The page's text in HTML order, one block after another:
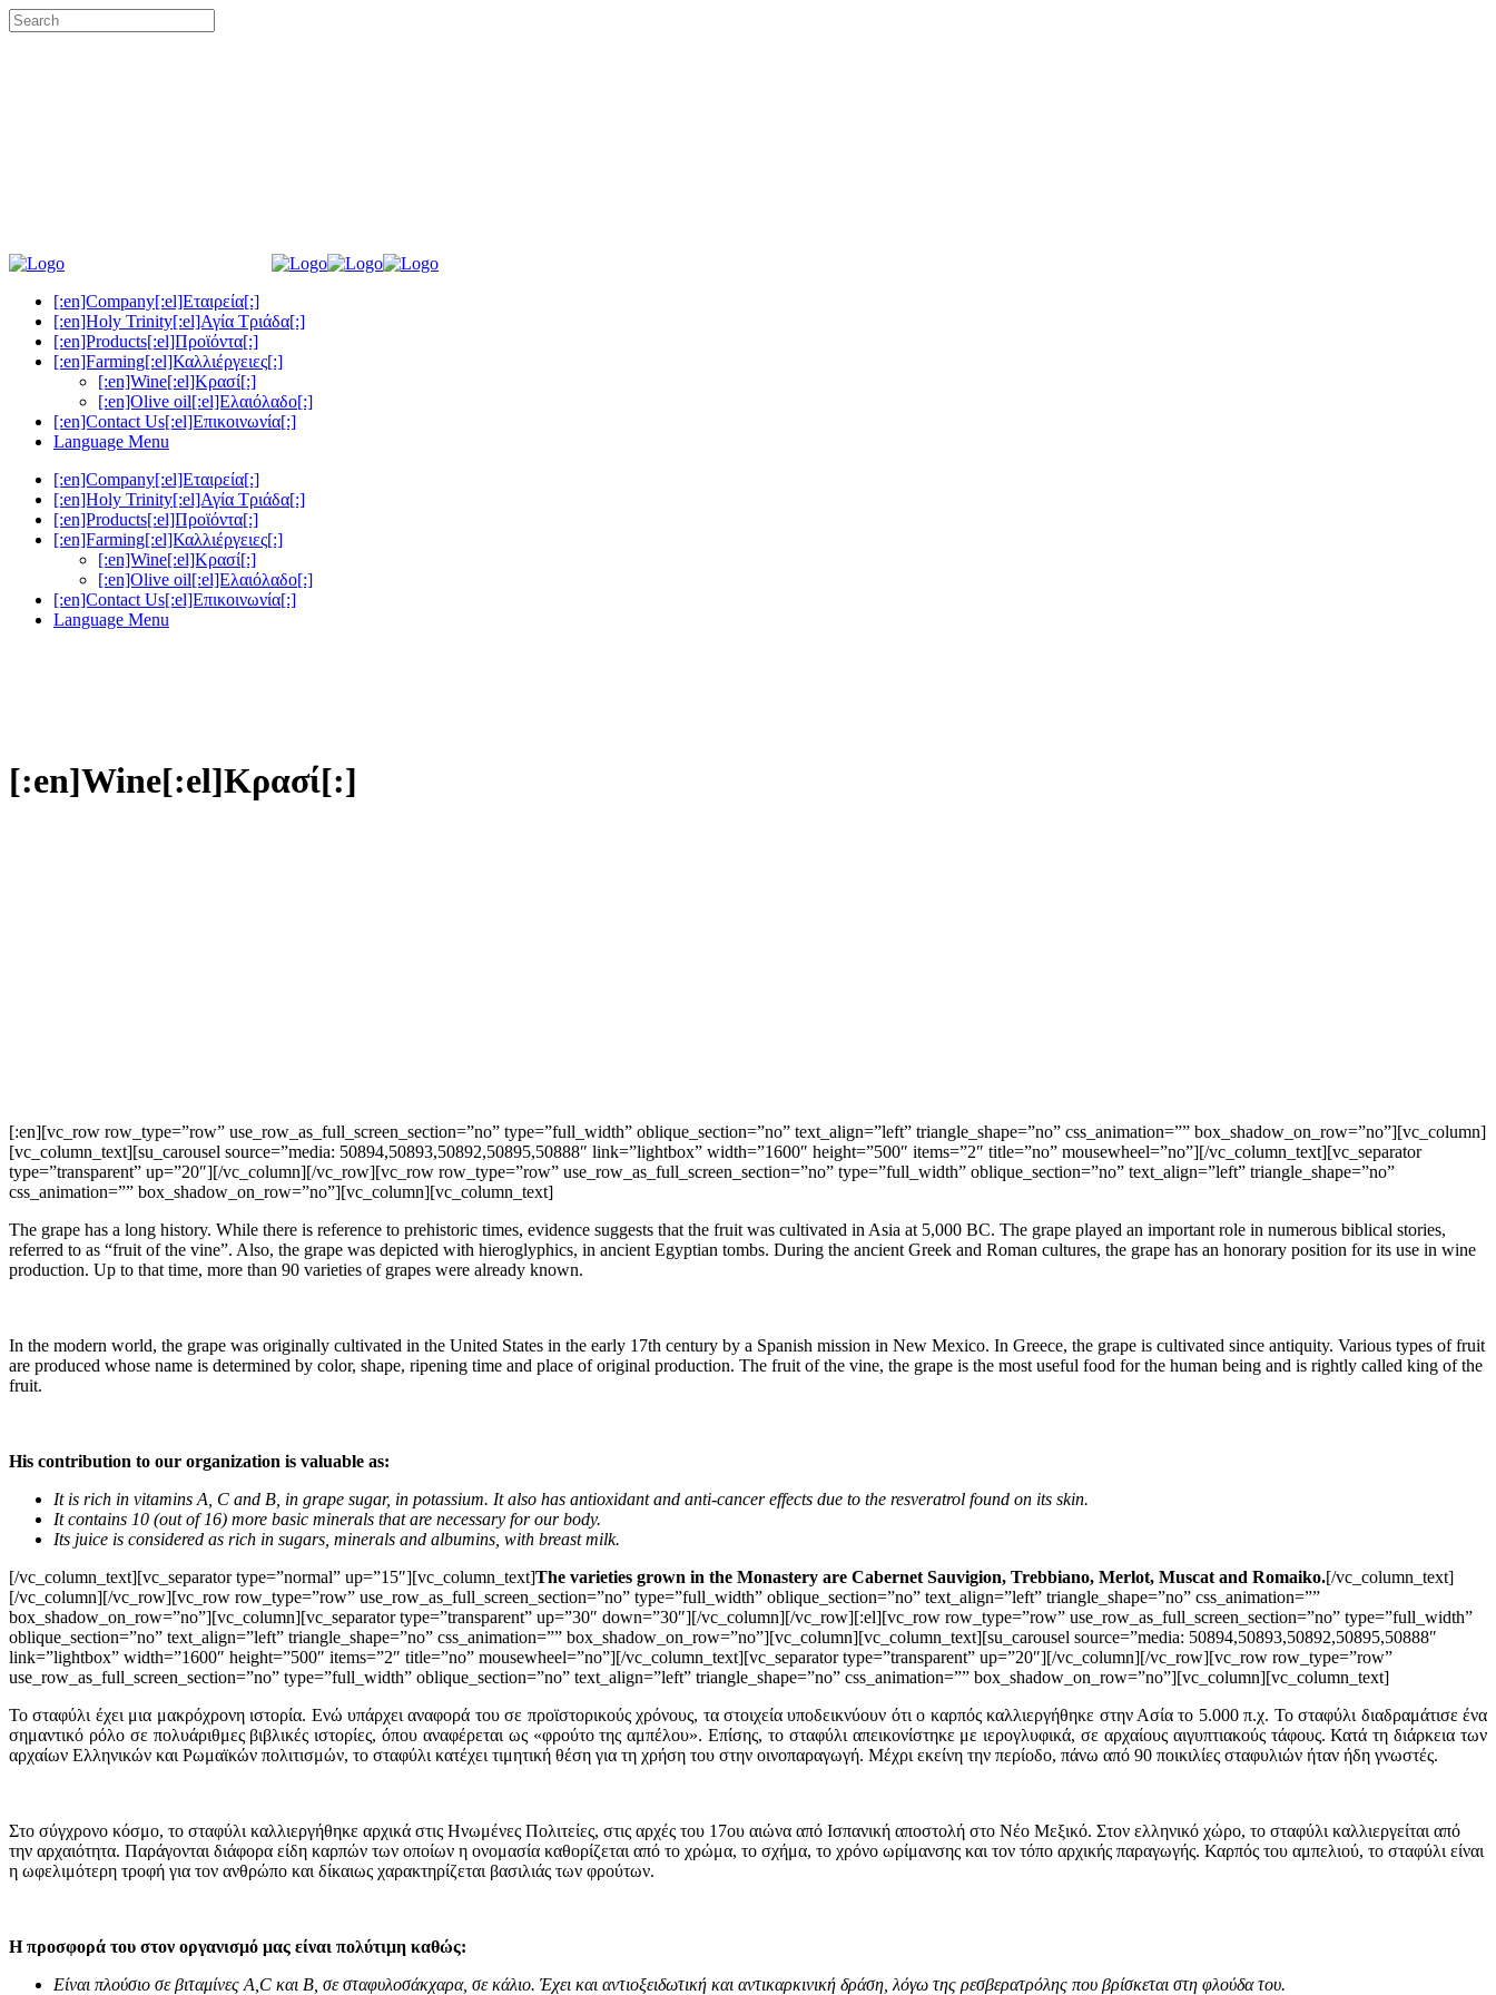
[:en]Company[:el]Εταιρεία[:]
[:en]Holy Trinity[:el]Αγία Τριάδα[:]
[:en]Products[:el]Προϊόντα[:]
[:en]Farming[:el]Καλλιέργειες[:]
[:en]Wine[:el]Κρασί[:]
[:en]Olive oil[:el]Ελαιόλαδο[:]
[:en]Contact Us[:el]Επικοινωνία[:]
Language Menu
[:en]Company[:el]Εταιρεία[:]
[:en]Holy Trinity[:el]Αγία Τριάδα[:]
[:en]Products[:el]Προϊόντα[:]
[:en]Farming[:el]Καλλιέργειες[:]
[:en]Wine[:el]Κρασί[:]
[:en]Olive oil[:el]Ελαιόλαδο[:]
[:en]Contact Us[:el]Επικοινωνία[:]
Language Menu
[:en]Wine[:el]Κρασί[:]
[:en][vc_row row_type=”row” use_row_as_full_screen_section=”no” type=”full_width” oblique_section=”no” text_align=”left” triangle_shape=”no” css_animation=”” box_shadow_on_row=”no”][vc_column]
[vc_column_text][su_carousel source=”media: 50894,50893,50892,50895,50888″ link=”lightbox” width=”1600″ height=”500″ items=”2″ title=”no” mousewheel=”no”][/vc_column_text][vc_separator
type=”transparent” up=”20″][/vc_column][/vc_row][vc_row row_type=”row” use_row_as_full_screen_section=”no” type=”full_width” oblique_section=”no” text_align=”left” triangle_shape=”no”
css_animation=”” box_shadow_on_row=”no”][vc_column][vc_column_text]
The grape has a long history. While there is reference to prehistoric times, evidence suggests that the fruit was cultivated in Asia at 5,000 BC. The grape played an important role in numerous biblical stories,
referred to as “fruit of the vine”. Also, the grape was depicted with hieroglyphics, in ancient Egyptian tombs. During the ancient Greek and Roman cultures, the grape has an honorary position for its use in wine
production. Up to that time, more than 90 varieties of grapes were already known.
In the modern world, the grape was originally cultivated in the United States in the early 17th century by a Spanish mission in New Mexico. In Greece, the grape is cultivated since antiquity. Various types of fruit
are produced whose name is determined by color, shape, ripening time and place of original production. The fruit of the vine, the grape is the most useful food for the human being and is rightly called king of the
fruit.
His contribution to our organization is valuable as:
It is rich in vitamins A, C and B, in grape sugar, in potassium. It also has antioxidant and anti-cancer effects due to the resveratrol found on its skin.
It contains 10 (out of 16) more basic minerals that are necessary for our body.
Its juice is considered as rich in sugars, minerals and albumins, with breast milk.
[/vc_column_text][vc_separator type=”normal” up=”15″][vc_column_text]The varieties grown in the Monastery are Cabernet Sauvigion, Trebbiano, Merlot, Muscat and Romaiko.[/vc_column_text]
[/vc_column][/vc_row][vc_row row_type=”row” use_row_as_full_screen_section=”no” type=”full_width” oblique_section=”no” text_align=”left” triangle_shape=”no” css_animation=””
box_shadow_on_row=”no”][vc_column][vc_separator type=”transparent” up=”30″ down=”30″][/vc_column][/vc_row][:el][vc_row row_type=”row” use_row_as_full_screen_section=”no” type=”full_width”
oblique_section=”no” text_align=”left” triangle_shape=”no” css_animation=”” box_shadow_on_row=”no”][vc_column][vc_column_text][su_carousel source=”media: 50894,50893,50892,50895,50888″
link=”lightbox” width=”1600″ height=”500″ items=”2″ title=”no” mousewheel=”no”][/vc_column_text][vc_separator type=”transparent” up=”20″][/vc_column][/vc_row][vc_row row_type=”row”
use_row_as_full_screen_section=”no” type=”full_width” oblique_section=”no” text_align=”left” triangle_shape=”no” css_animation=”” box_shadow_on_row=”no”][vc_column][vc_column_text]
Το σταφύλι έχει μια μακρόχρονη ιστορία. Ενώ υπάρχει αναφορά του σε προϊστορικούς χρόνους, τα στοιχεία υποδεικνύουν ότι ο καρπός καλλιεργήθηκε στην Ασία το 5.000 π.χ. Το σταφύλι διαδραμάτισε ένα
σημαντικό ρόλο σε πολυάριθμες βιβλικές ιστορίες, όπου αναφέρεται ως «φρούτο της αμπέλου». Επίσης, το σταφύλι απεικονίστηκε με ιερογλυφικά, σε αρχαίους αιγυπτιακούς τάφους. Κατά τη διάρκεια των
αρχαίων Ελληνικών και Ρωμαϊκών πολιτισμών, το σταφύλι κατέχει τιμητική θέση για τη χρήση του στην οινοπαραγωγή. Μέχρι εκείνη την περίοδο, πάνω από 90 ποικιλίες σταφυλιών ήταν ήδη γνωστές.
Στο σύγχρονο κόσμο, το σταφύλι καλλιεργήθηκε αρχικά στις Ηνωμένες Πολιτείες, στις αρχές του 17ου αιώνα από Ισπανική αποστολή στο Νέο Μεξικό. Στον ελληνικό χώρο, το σταφύλι καλλιεργείται από
την αρχαιότητα. Παράγονται διάφορα είδη καρπών των οποίων η ονομασία καθορίζεται από το χρώμα, το σχήμα, το χρόνο ωρίμανσης και τον τόπο αρχικής παραγωγής. Καρπός του αμπελιού, το σταφύλι είναι
η ωφελιμότερη τροφή για τον ανθρώπο και δίκαιως χαρακτηρίζεται βασιλιάς των φρούτων.
Η προσφορά του στον οργανισμό μας είναι πολύτιμη καθώς:
Είναι πλούσιο σε βιταμίνες Α,C και B, σε σταφυλοσάκχαρα, σε κάλιο. Έχει και αντιοξειδωτική και αντικαρκινική δράση, λόγω της ρεσβερατρόλης που βρίσκεται στη φλούδα του.